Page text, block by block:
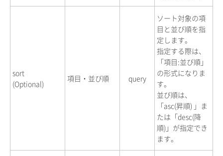
sort
(Optional)
項目・並び順 query
ソート対象の項
目と並び順を指
定します。
指定する際は、
「項目:並び順」
の形式になりま
す。
並び順は、
「asc(昇順) 」ま
たは「desc(降
順)」が指定でき
ます。